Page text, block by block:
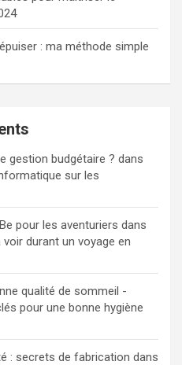
: ma méthode simple
gestion budgétaire ? dans
sur les
pour les aventuriers dans
durant un voyage en
qualité de sommeil -
pour une bonne hygiène
: secrets de fabrication dans